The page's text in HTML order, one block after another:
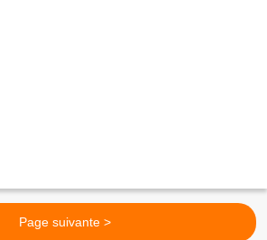
Page suivante >